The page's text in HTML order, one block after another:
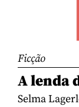
Ficção
A lenda
Selma